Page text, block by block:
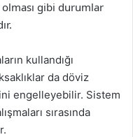
olması gibi durumlar
kullandığı
da döviz
engelleyebilir. Sistem
sırasında